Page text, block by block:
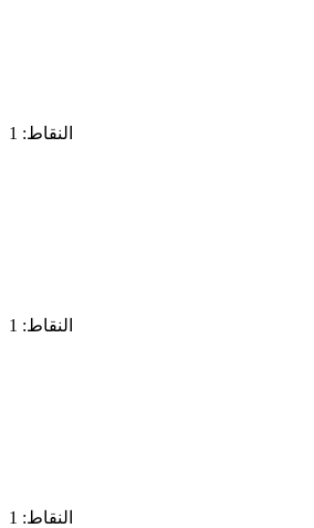
النقاط: 1
النقاط: 1
النقاط: 1